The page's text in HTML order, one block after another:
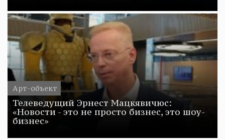
Арт-объект
Телеведущий Эрнест Мацкявичюс:
«Новости - это не просто бизнес, это шоу-
бизнес»